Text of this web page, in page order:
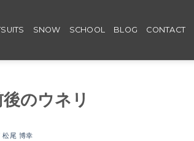
SNOW SCHOOL BLOG CONTACT
のウネリ
松尾 博幸